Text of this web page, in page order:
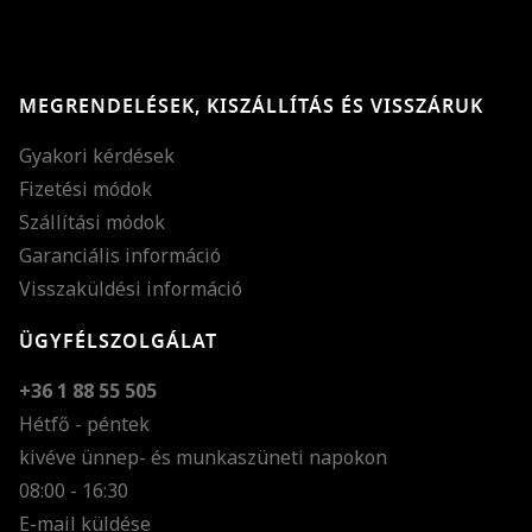
MEGRENDELÉSEK, KISZÁLLÍTÁS ÉS VISSZÁRUK
Gyakori kérdések
Fizetési módok
Szállítási módok
Garanciális információ
Visszaküldési információ
ÜGYFÉLSZOLGÁLAT
+36 1 88 55 505
Hétfő - péntek
kivéve ünnep- és munkaszüneti napokon
08:00 - 16:30
E-mail küldése